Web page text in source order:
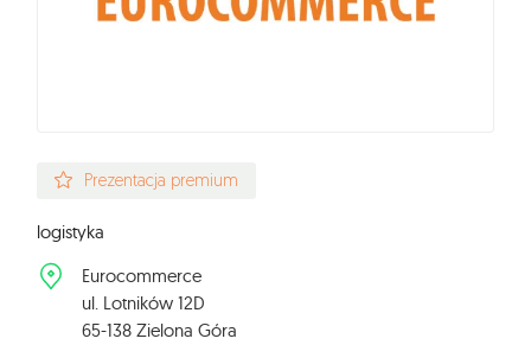
Prezentacja premium
logistyka
Eurocommerce
ul. Lotników 12D
65-138 Zielona Góra